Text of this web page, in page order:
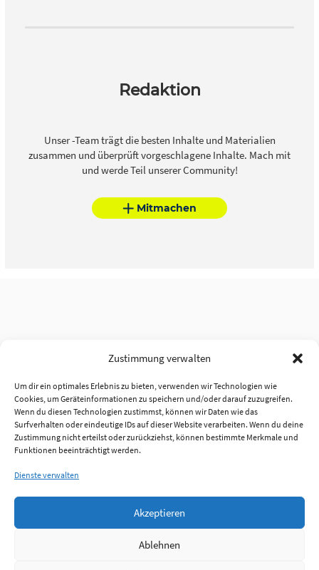
Zustimmung verwalten
Um dir ein optimales Erlebnis zu bieten, verwenden wir Technologien wie
Cookies, um Geräteinformationen zu speichern und/oder darauf zuzugreifen.
Wenn du diesen Technologien zustimmst, können wir Daten wie das
Surfverhalten oder eindeutige IDs auf dieser Website verarbeiten. Wenn du deine
Zustimmung nicht erteilst oder zurückziehst, können bestimmte Merkmale und
Funktionen beeinträchtigt werden.
Dienste verwalten
Akzeptieren
Ablehnen
Redaktion
Unser -Team trägt die besten Inhalte und Materialien
zusammen und überprüft vorgeschlagene Inhalte. Mach mit
und werde Teil unserer Community!
Mitmachen